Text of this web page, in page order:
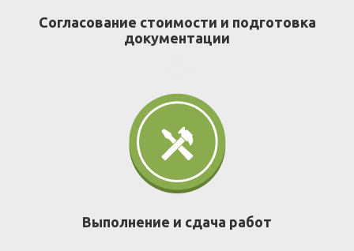
Согласование стоимости и подготовка
документации
Выполнение и сдача работ